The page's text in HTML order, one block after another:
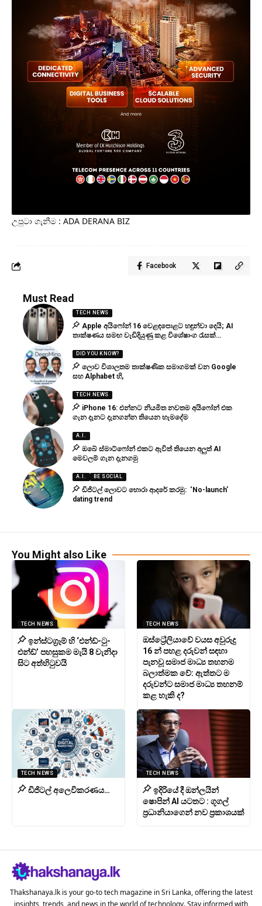
උපුටා ගැනීම : ADA DERANA BIZ
Facebook
Must Read
TECH NEWS
Apple අයිෆෝන් 16 වෙළඳපොළට හඳුන්වා දෙයි; AI
තාක්ෂණය සමඟ වැඩිදියුණු කළ විශේෂාංග රැසක්…
DID YOU KNOW?
ලොව විශාලතම තාක්ෂණික සමාගමක් වන Google
සහ Alphabet හි,
TECH NEWS
iPhone 16: එන්නට නියමිත නවතම අයිෆෝන් එක
ගැන දැනට දැනගන්න තියෙන හැමදේම
A.I.
ඔබේ ස්මාට්ෆෝන් එකට ඇවිත් තියෙන අලුත් AI
මෙවලම් ගැන දැනගමු
A.I. BE SOCIAL
ඩිජිටල් ලොවට හොරා ආදරේ කරමු: ‘No-launch’
dating trend
You Might also Like
TECH NEWS
ඉන්ස්ටග්‍රෑම් හි ‘එන්ඩ්-ටු-
එන්ඩ්’ පහසුකම මැයි 8 වැනිදා
සිට අත්හිටුවයි
TECH NEWS
ඔස්ට්‍රේලියාවේ වයස අවුරුදු
16 න් පහළ දරුවන් සඳහා
පැනවූ සමාජ මාධ්‍ය තහනම
බලාත්මක වේ: ඇත්තට ම
දරුවන්ට සමාජ මාධ්‍ය තහනම්
කළ හැකි ද?
TECH NEWS
ඩිජිටල් අලෙවිකරණය…
TECH NEWS
ඉදිරියේ දී ඔන්ලයින්
ෂොපින් AI යටතට : ගූගල්
ප්‍රධානියාගෙන් නව ප්‍රකාශයක්
Thakshanaya.lk is your go-to tech magazine in Sri Lanka, offering the latest